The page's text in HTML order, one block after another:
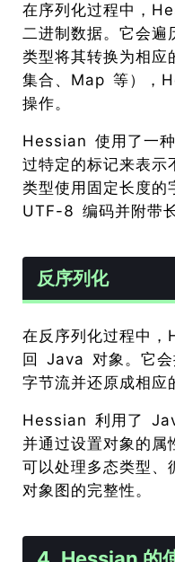
在序列化过程中，
二进制数据。它会遍
类型将其转换为相应
集合、Map 等），
操作。
Hessian 使用了一
过特定的标记来表示
类型使用固定长度的
UTF-8 编码并附带长
反序列化
在反序列化过程中
回 Java 对象。它会
字节流并还原成相应
Hessian 利用了
并通过设置对象的属
可以处理多态类型、
对象图的完整性。